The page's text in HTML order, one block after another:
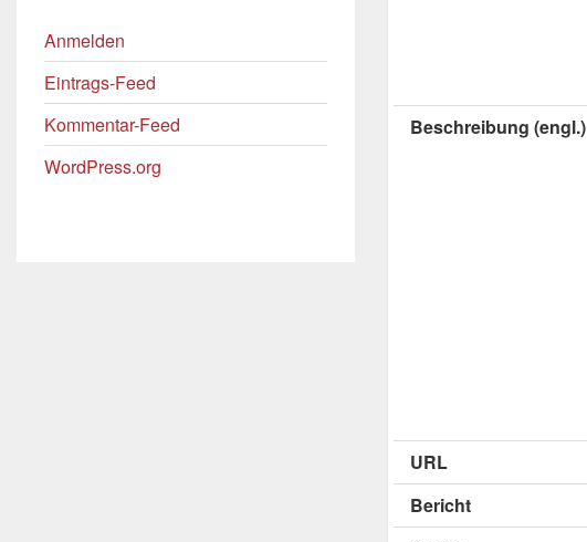
Beschreibung (engl.)
URL
Bericht
Anmelden
Eintrags-Feed
Kommentar-Feed
WordPress.org